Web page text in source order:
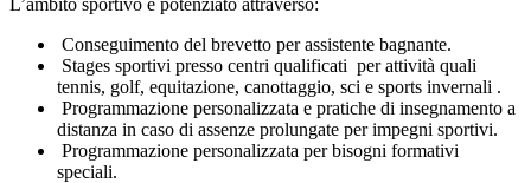
L’ambito sportivo è potenziato attraverso:
Conseguimento del brevetto per assistente bagnante.
Stages sportivi presso centri qualificati per attività quali
tennis, golf, equitazione, canottaggio, sci e sports invernali .
Programmazione personalizzata e pratiche di insegnamento a
distanza in caso di assenze prolungate per impegni sportivi.
Programmazione personalizzata per bisogni formativi
speciali.